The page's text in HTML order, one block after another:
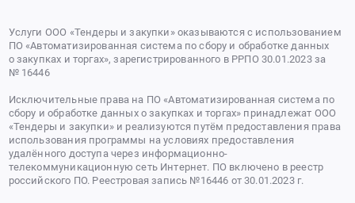
Услуги ООО «Тендеры и закупки» оказываются с использованием
ПО «Автоматизированная система по сбору и обработке данных
о закупках и торгах», зарегистрированного в РРПО 30.01.2023 за
№ 16446
Исключительные права на ПО «Автоматизированная система по
сбору и обработке данных о закупках и торгах» принадлежат ООО
«Тендеры и закупки» и реализуются путём предоставления права
использования программы на условиях предоставления
удалённого доступа через информационно-
телекоммуникационную сеть Интернет. ПО включено в реестр
российского ПО. Реестровая запись №16446 от 30.01.2023 г.